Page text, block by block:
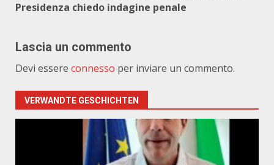
Presidenza chiedo indagine penale
Lascia un commento
Devi essere connesso per inviare un commento.
VERWANDTE GESCHICHTEN